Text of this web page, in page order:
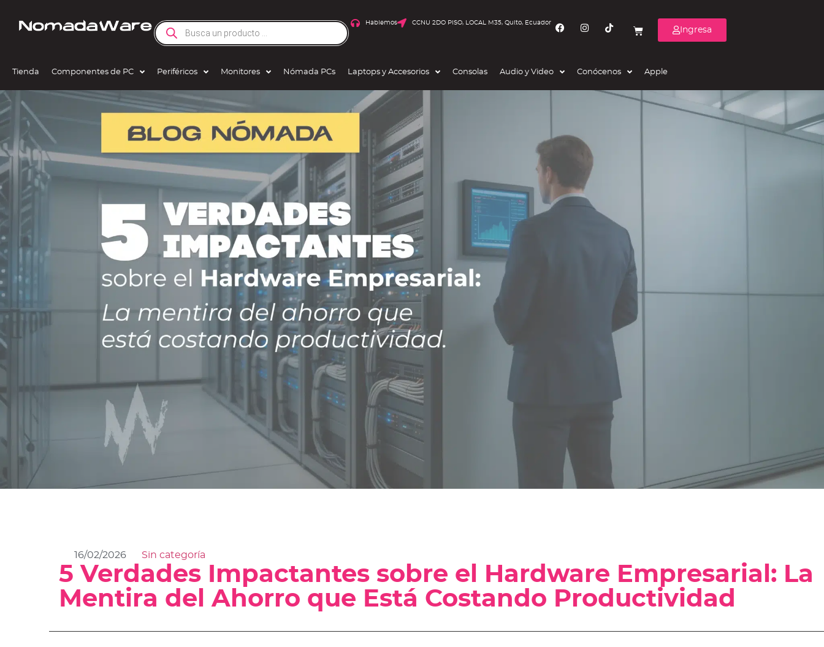
Hablemos CCNU 2DO PISO, LOCAL M35, Quito, Ecuador
Ingresa
Tienda Componentes de PC Periféricos Monitores Nómada PCs Laptops y Accesorios Consolas Audio y Video Conócenos Apple
16/02/2026 Sin categoría
5 Verdades Impactantes sobre el Hardware Empresarial: La
Mentira del Ahorro que Está Costando Productividad